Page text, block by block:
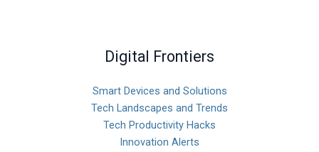
Digital Frontiers
Smart Devices and Solutions
Tech Landscapes and Trends
Tech Productivity Hacks
Innovation Alerts